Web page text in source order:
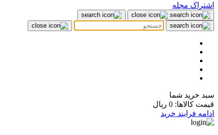
اشتراک مجله
سبد خرید شما
قیمت کالاها: 0 ریال
ادامه فرایند خرید